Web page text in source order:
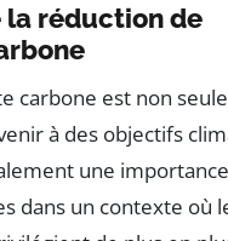
la réduction de
carbone est non
à des objectifs
une
dans un contexte où